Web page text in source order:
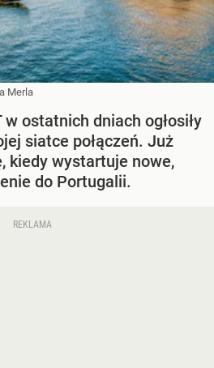
Merla
ostatnich dniach ogłosiły
siatce połączeń. Już
kiedy wystartuje nowe,
do Portugalii.